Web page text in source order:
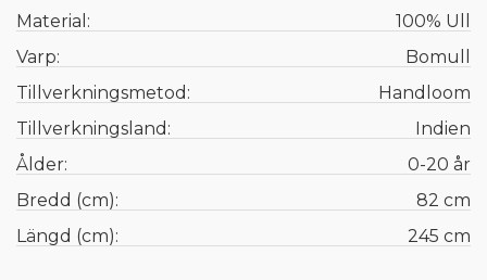
Material:
100% Ull
Varp:
Bomull
Tillverkningsmetod:
Handloom
Tillverkningsland:
Indien
Ålder:
0-20 år
Bredd (cm):
82 cm
Längd (cm):
245 cm